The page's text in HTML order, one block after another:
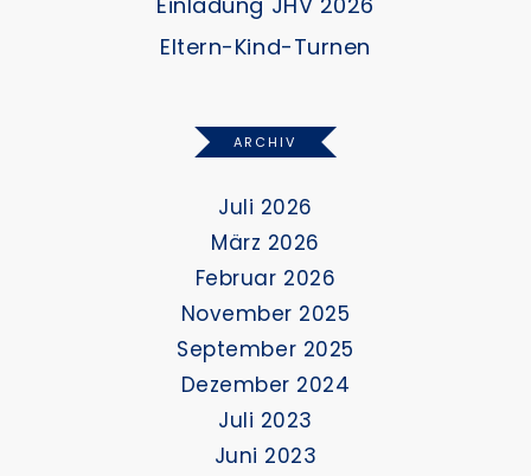
Eltern-Kind-Turnen
ARCHIV
Juli 2026
März 2026
Februar 2026
November 2025
September 2025
Dezember 2024
Juli 2023
Juni 2023